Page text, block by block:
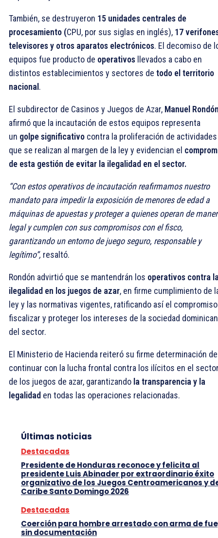
También, se destruyeron 15 unidades centrales de
procesamiento (CPU, por sus siglas en inglés), 17
televisores y otros aparatos electrónicos. El decomiso de
equipos fue producto de operativos llevados a cabo en
distintos establecimientos y sectores de todo el territorio
nacional.
El subdirector de Casinos y Juegos de Azar, Manuel
afirmó que la incautación de estos equipos representa
un golpe significativo contra la proliferación de actividades
que se realizan al margen de la ley y evidencian el
de esta gestión de evitar la ilegalidad en el sector.
“Con estos operativos de incautación reafirmamos nuestro
mandato para impedir la exposición de menores de edad a
máquinas de apuestas y proteger a quienes operan de
legal y cumplen con sus compromisos con el fisco,
garantizando un entorno de juego seguro, responsable y
legítimo”, resaltó.
Rondón advirtió que se mantendrán los operativos contra
ilegalidad en los juegos de azar, en firme cumplimiento de
ley y las normativas vigentes, ratificando así el
fiscalizar y proteger los intereses de la sociedad
del sector.
El Ministerio de Hacienda reiteró su firme determinación de
continuar con la lucha frontal contra los ilícitos en el
de los juegos de azar, garantizando la transparencia y la
legalidad en todas las operaciones relacionadas.
Últimas noticias
Destacadas
Presidente de Honduras reconoce y felicita al
presidente Luis Abinader por extraordinario éxito
organizativo de los Juegos Centroamericanos y
Caribe Santo Domingo 2026
Destacadas
Coerción para hombre arrestado con arma de
sin documentación